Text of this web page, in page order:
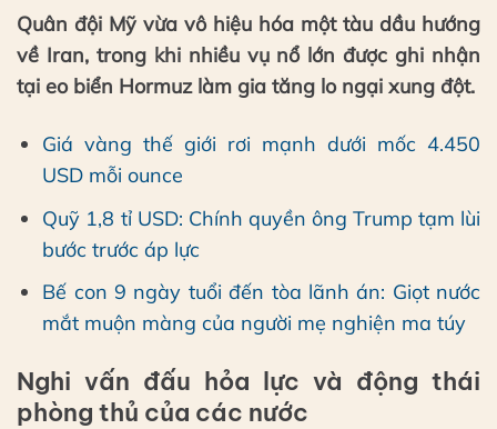
Quân đội Mỹ vừa vô hiệu hóa một tàu dầu hướng
về Iran, trong khi nhiều vụ nổ lớn được ghi nhận
tại eo biển Hormuz làm gia tăng lo ngại xung đột.
Giá vàng thế giới rơi mạnh dưới mốc 4.450
USD mỗi ounce
Quỹ 1,8 tỉ USD: Chính quyền ông Trump tạm lùi
bước trước áp lực
Bế con 9 ngày tuổi đến tòa lãnh án: Giọt nước
mắt muộn màng của người mẹ nghiện ma túy
Nghi vấn đấu hỏa lực và động thái
phòng thủ của các nước